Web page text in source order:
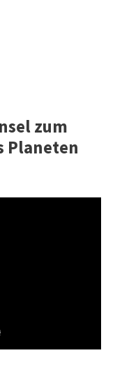
zum
Planeten